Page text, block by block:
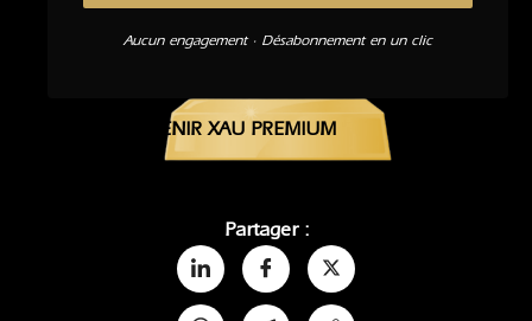
Aucun engagement · Désabonnement en un clic
DEVENIR XAU PREMIUM
Partager :